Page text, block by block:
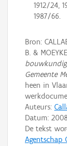
1912/24,
1987/66.
Bron:
B. &
Gemeente
heen in
Auteurs:
Datum:
De tekst
Agentschap